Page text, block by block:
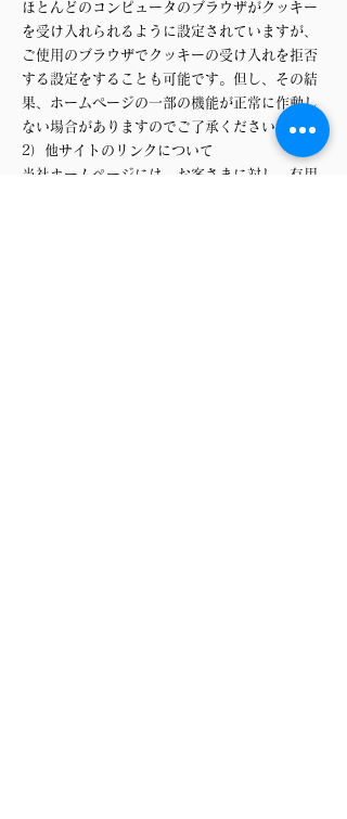
ほとんどのコンピュータのブラウザがクッキー
を受け入れられるように設定されていますが、
ご使用のブラウザでクッキーの受け入れを拒否
する設定をすることも可能です。但し、その結
果、ホームページの一部の機能が正常に作動し
ない場合がありますのでご了承ください。
2）他サイトのリンクについて
当社ホームページには、お客さまに対し、有用